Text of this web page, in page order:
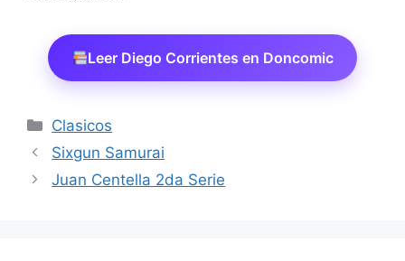
Leer Diego Corrientes en Doncomic
Categorías
Clasicos
Sixgun Samurai
Juan Centella 2da Serie